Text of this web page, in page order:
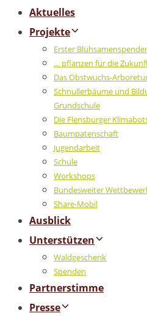
Aktuelles
Projekte
Erster
… pflanzen für die
Das Obstwuchs-
Schnullerbäume und
Grundschule
Die Flensburger
Baumpatenschaft
Jugendarbeit
Schule
Workshops
Bundesweiter
Share-Mobil
Ausblick
Unterstützen
Waldgeschenk
Spenden
Partnerstimme
Presse